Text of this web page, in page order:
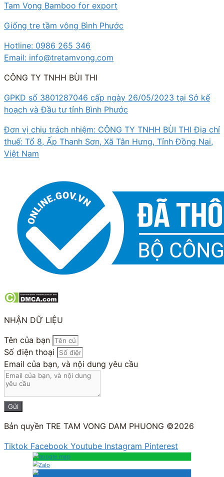
Tam Vong Bamboo for export
Giống tre tầm vông Bình Phước
Hotline: 0986 265 346
Email: info@tretamvong.com
CÔNG TY TNHH BÙI THI
GPKD số 3801287046 cấp ngày 26/05/2023 tại Sở kế
hoạch và Đầu tư tỉnh Bình Phước
Đơn vị chịu trách nhiệm: CÔNG TY TNHH BÙI THI Địa chỉ
thuế: Tổ 8, Ấp Thanh Sơn, Xã Tân Hưng, Tỉnh Đồng Nai,
Việt Nam
NHẬN DỮ LIỆU
Tên của bạn
Số điện thoại
Email của bạn, và nội dung yêu cầu
Gửi
Bản quyền TRE TAM VONG DAM PHUONG ©2026
Tiktok Facebook Youtube Instagram Pinterest